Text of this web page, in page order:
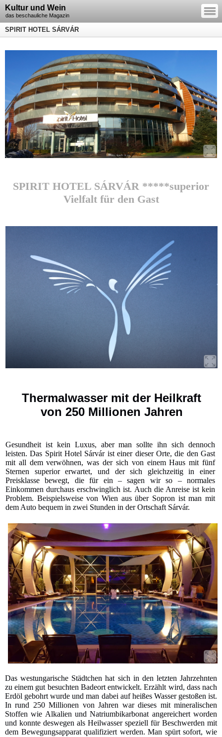
Kultur und Wein
das beschauliche Magazin
—
—
—
SPIRIT HOTEL SÁRVÁR
SPIRIT HOTEL SÁRVÁR *****superior
Vielfalt für den Gast
Thermalwasser mit der Heilkraft
von 250 Millionen Jahren
Gesundheit ist kein Luxus, aber man sollte ihn sich dennoch
leisten. Das Spirit Hotel Sárvár ist einer dieser Orte, die den Gast
mit all dem verwöhnen, was der sich von einem Haus mit fünf
Sternen superior erwartet, und der sich gleichzeitig in einer
Preisklasse bewegt, die für ein – sagen wir so – normales
Einkommen durchaus erschwinglich ist. Auch die Anreise ist kein
Problem. Beispielsweise von Wien aus über Sopron ist man mit
dem Auto bequem in zwei Stunden in der Ortschaft Sárvár.
Das westungarische Städtchen hat sich in den letzten Jahrzehnten
zu einem gut besuchten Badeort entwickelt. Erzählt wird, dass nach
Erdöl gebohrt wurde und man dabei auf heißes Wasser gestoßen ist.
In rund 250 Millionen von Jahren war dieses mit mineralischen
Stoffen wie Alkalien und Natriumbikarbonat angereichert worden
und konnte deswegen als Heilwasser speziell für Beschwerden mit
dem Bewegungsapparat qualifiziert werden. Man spürt sofort, wie